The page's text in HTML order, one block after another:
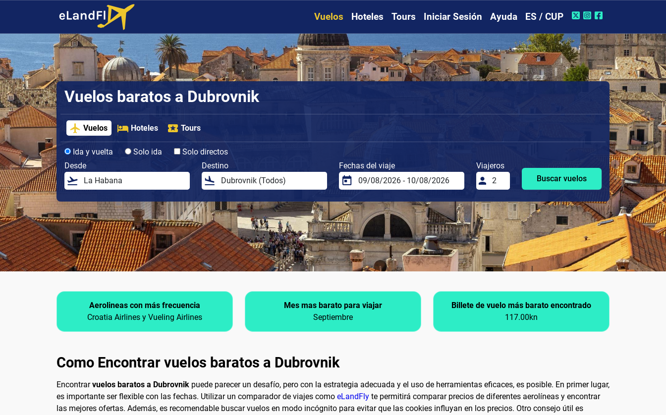
Vuelos Hoteles Tours Iniciar Sesión Ayuda ES / CUP
Vuelos baratos a Dubrovnik
Vuelos Hoteles Tours
Ida y vuelta Solo ida
Solo directos
Desde
Destino Fechas del viaje
Viajeros
Buscar vuelos
Aerolineas con más frecuencia
Croatia Airlines y Vueling Airlines
Mes mas barato para viajar
Septiembre
Billete de vuelo más barato encontrado
117.00kn
Como Encontrar vuelos baratos a Dubrovnik
Encontrarvuelos baratos a Dubrovnik puede parecer un desafío, pero con la estrategia adecuada y el uso de herramientas eficaces, es posible. En primer lugar,
es importante ser flexible con las fechas. Utilizar un comparador de viajes como eLandFly te permitirá comparar precios de diferentes aerolíneas y encontrar
las mejores ofertas. Además, es recomendable buscar vuelos en modo incógnito para evitar que las cookies influyan en los precios. Otro consejo útil es